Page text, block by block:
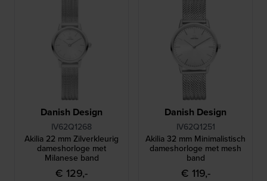
Danish Design
IV62Q1268
Akilia 22 mm Zilverkleurig
dameshorloge met
Milanese band
€ 129,-
Danish Design
IV62Q1251
Akilia 32 mm Minimalistisch
dameshorloge met mesh
band
€ 119,-